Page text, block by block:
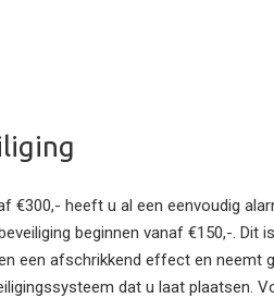
€300,- heeft u al een eenvoudig
beginnen vanaf €150,-. Dit
een afschrikkend effect en neemt
dat u laat plaatsen.